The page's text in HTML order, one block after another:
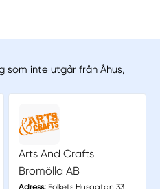
som inte utgår från Åhus,
Arts And Crafts
Bromölla AB
Adress:Folkets Husgatan 33,